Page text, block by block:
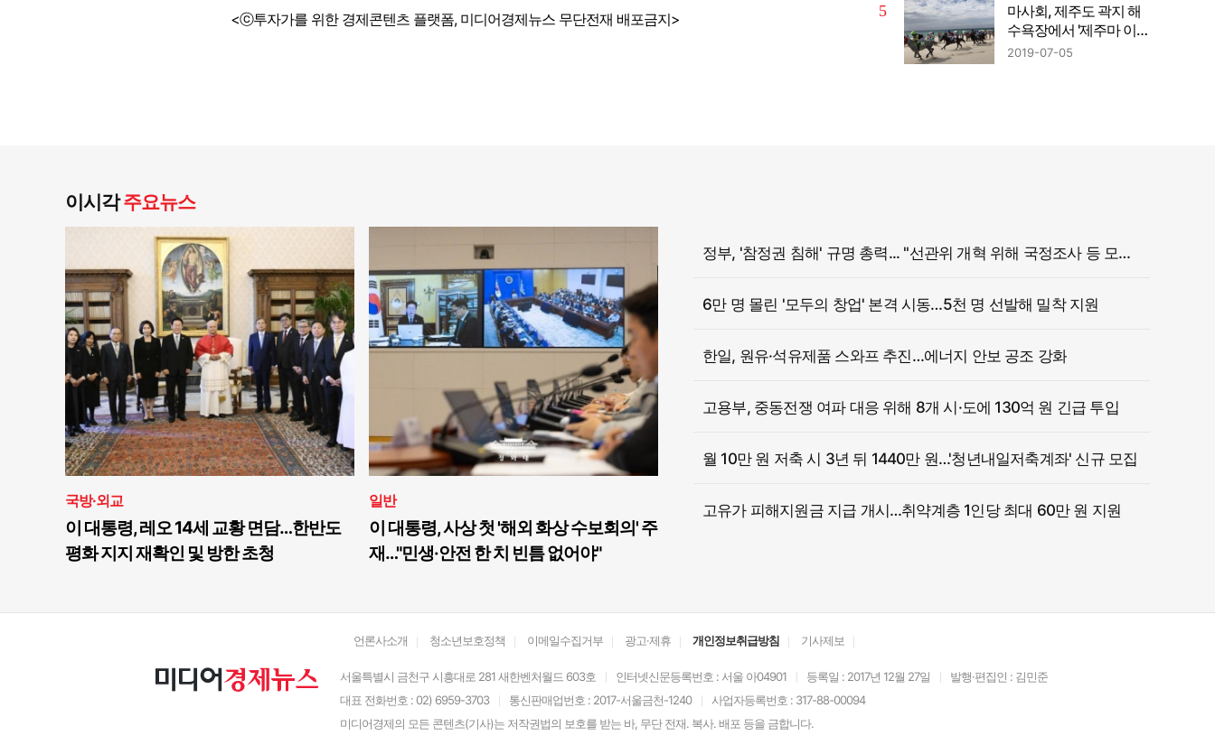
<ⓒ투자가를 위한 경제콘텐츠 플랫폼, 미디어경제뉴스 무단전재 배포금지>
마사회, 제주도 곽지 해
수욕장에서 '제주마 이색
해변 경주' 개최
2019-07-05
이시각주요뉴스
국방·외교
이 대통령, 레오 14세 교황 면담…한반도
평화 지지 재확인 및 방한 초청
일반
이 대통령, 사상 첫 '해외 화상 수보회의' 주
재…"민생·안전 한 치 빈틈 없어야"
정부, '참정권 침해' 규명 총력... "선관위 개혁 위해 국정조사 등 모든 조치"
6만 명 몰린 '모두의 창업' 본격 시동…5천 명 선발해 밀착 지원
한일, 원유·석유제품 스와프 추진…에너지 안보 공조 강화
고용부, 중동전쟁 여파 대응 위해 8개 시·도에 130억 원 긴급 투입
월 10만 원 저축 시 3년 뒤 1440만 원…'청년내일저축계좌' 신규 모집
고유가 피해지원금 지급 개시…취약계층 1인당 최대 60만 원 지원
언론사소개 청소년보호정책 이메일수집거부 광고·제휴 개인정보취급방침 기사제보
서울특별시 금천구 시흥대로 281 새한벤처월드 603호 인터넷신문등록번호 : 서울 아04901 등록일 : 2017년 12월 27일
발행·편집인 : 김민준
대표 전화번호 : 02) 6959-3703
통신판매업번호 : 2017-서울금천-1240
사업자등록번호 : 317-88-00094
미디어경제의 모든 콘텐츠(기사)는 저작권법의 보호를 받는 바, 무단 전재. 복사. 배포 등을 금합니다.